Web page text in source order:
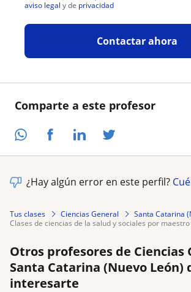
Comparte a este profesor
aviso legal y de privacidad
Contactar ahora
¿Hay algún error en este perfil?
Tus clases Ciencias General
Santa Catarina
clases de ciencias de la salud y sociales por
Otros profesores de Ciencias
Santa Catarina (Nuevo León)
interesarte